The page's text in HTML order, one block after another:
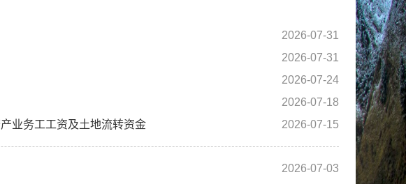
2026-07-31
2026-07-31
2026-07-24
2026-07-18
业务工工资及土地流转资金
2026-07-15
2026-07-03